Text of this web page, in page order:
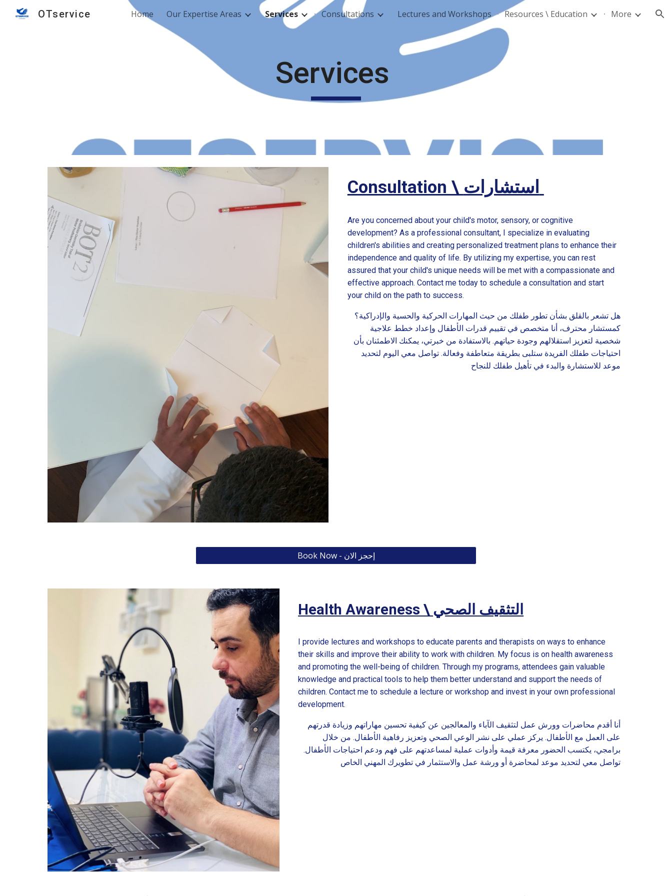
Skip to main content Skip to navigation
OTservice Home Our Expertise Areas Services Consultations Lectures and Workshops Resources \ Education More
Services
Are you concerned about your child's motor, sensory, or cognitive
development? As a professional consultant, I specialize in evaluating
children's abilities and creating personalized treatment plans to enhance their
independence and quality of life. By utilizing my expertise, you can rest
assured that your child's unique needs will be met with a compassionate and
effective approach. Contact me today to schedule a consultation and start
your child on the path to success.
هل تشعر بالقلق بشأن تطور طفلك من حيث المهارات الحركية والحسية والإدراكية؟
كمستشار محترف، أنا متخصص في تقييم قدرات الأطفال وإعداد خطط علاجية
شخصية لتعزيز استقلالهم وجودة حياتهم. بالاستفادة من خبرتي، يمكنك الاطمئنان بأن
احتياجات طفلك الفريدة ستلبى بطريقة متعاطفة وفعالة. تواصل معي اليوم لتحديد
موعد للاستشارة والبدء في تأهيل طفلك للنجاح
Book Now - إحجز الان
Health Awareness \ التثقيف الصحي
I provide lectures and workshops to educate parents and therapists on ways to enhance
their skills and improve their ability to work with children. My focus is on health awareness
and promoting the well-being of children. Through my programs, attendees gain valuable
knowledge and practical tools to help them better understand and support the needs of
children. Contact me to schedule a lecture or workshop and invest in your own professional
development.
أنا أقدم محاضرات وورش عمل لتثقيف الآباء والمعالجين عن كيفية تحسين مهاراتهم وزيادة قدرتهم
على العمل مع الأطفال. يركز عملي على نشر الوعي الصحي وتعزيز رفاهية الأطفال. من خلال
برامجي، يكتسب الحضور معرفة قيمة وأدوات عملية لمساعدتهم على فهم ودعم احتياجات الأطفال.
تواصل معي لتحديد موعد لمحاضرة أو ورشة عمل والاستثمار في تطويرك المهني الخاص